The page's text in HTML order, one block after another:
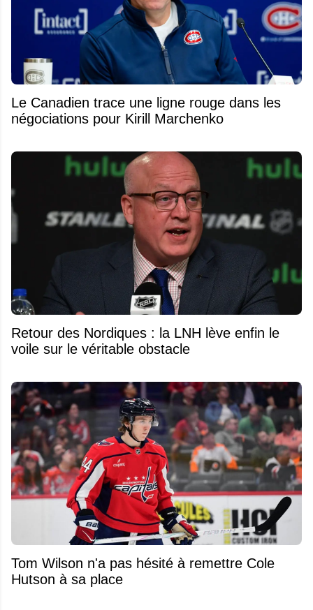
Le Canadien trace une ligne rouge dans les
négociations pour Kirill Marchenko
Retour des Nordiques : la LNH lève enfin le
voile sur le véritable obstacle
Tom Wilson n'a pas hésité à remettre Cole
Hutson à sa place